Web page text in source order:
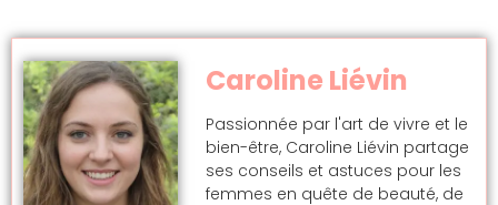
Caroline Liévin
Passionnée par l'art de vivre et le
bien-être, Caroline Liévin partage
ses conseils et astuces pour les
femmes en quête de beauté, de